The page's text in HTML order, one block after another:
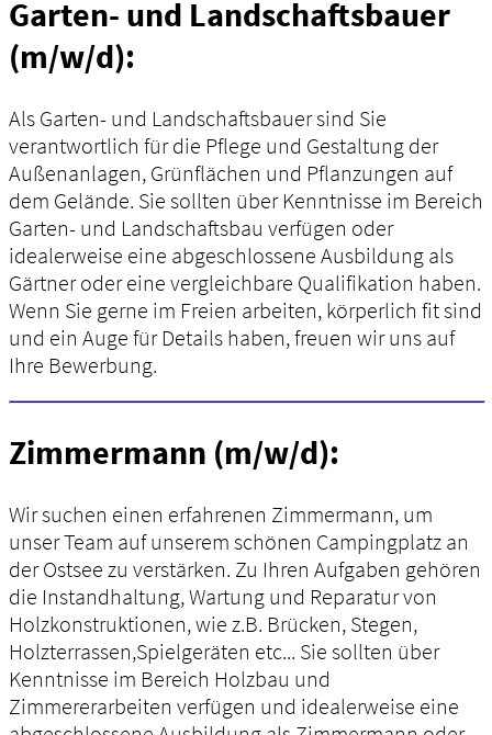
Garten- und Landschaftsbauer
(m/w/d):
Als Garten- und Landschaftsbauer sind Sie
verantwortlich für die Pflege und Gestaltung der
Außenanlagen, Grünflächen und Pflanzungen auf
dem Gelände. Sie sollten über Kenntnisse im Bereich
Garten- und Landschaftsbau verfügen oder
idealerweise eine abgeschlossene Ausbildung als
Gärtner oder eine vergleichbare Qualifikation haben.
Wenn Sie gerne im Freien arbeiten, körperlich fit sind
und ein Auge für Details haben, freuen wir uns auf
Ihre Bewerbung.
Zimmermann (m/w/d):
Wir suchen einen erfahrenen Zimmermann, um
unser Team auf unserem schönen Campingplatz an
der Ostsee zu verstärken. Zu Ihren Aufgaben gehören
die Instandhaltung, Wartung und Reparatur von
Holzkonstruktionen, wie z.B. Brücken, Stegen,
Holzterrassen,Spielgeräten etc... Sie sollten über
Kenntnisse im Bereich Holzbau und
Zimmererarbeiten verfügen und idealerweise eine